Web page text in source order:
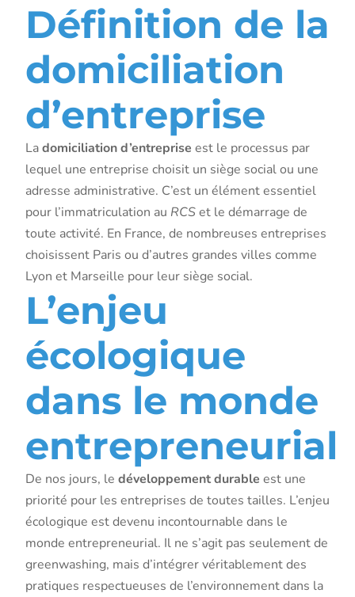
Définition de la
domiciliation
d’entreprise
Ladomiciliation d’entreprise est le processus par
lequel une entreprise choisit un siège social ou une
adresse administrative. C’est un élément essentiel
pour l’immatriculation au RCSet le démarrage de
toute activité. En France, de nombreuses entreprises
choisissent Paris ou d’autres grandes villes comme
Lyon et Marseille pour leur siège social.
L’enjeu
écologique
dans le monde
entrepreneurial
De nos jours, le développement durable est une
priorité pour les entreprises de toutes tailles. L’enjeu
écologique est devenu incontournable dans le
monde entrepreneurial. Il ne s’agit pas seulement de
greenwashing, mais d’intégrer véritablement des
pratiques respectueuses de l’environnement dans la